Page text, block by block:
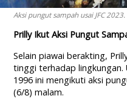
Aksi pungut sampah usai JFC
Prilly Ikut Aksi Pungut
Selain piawai berakting,
tinggi terhadap lingkungan.
1996 ini mengikuti aksi
(6/8) malam.